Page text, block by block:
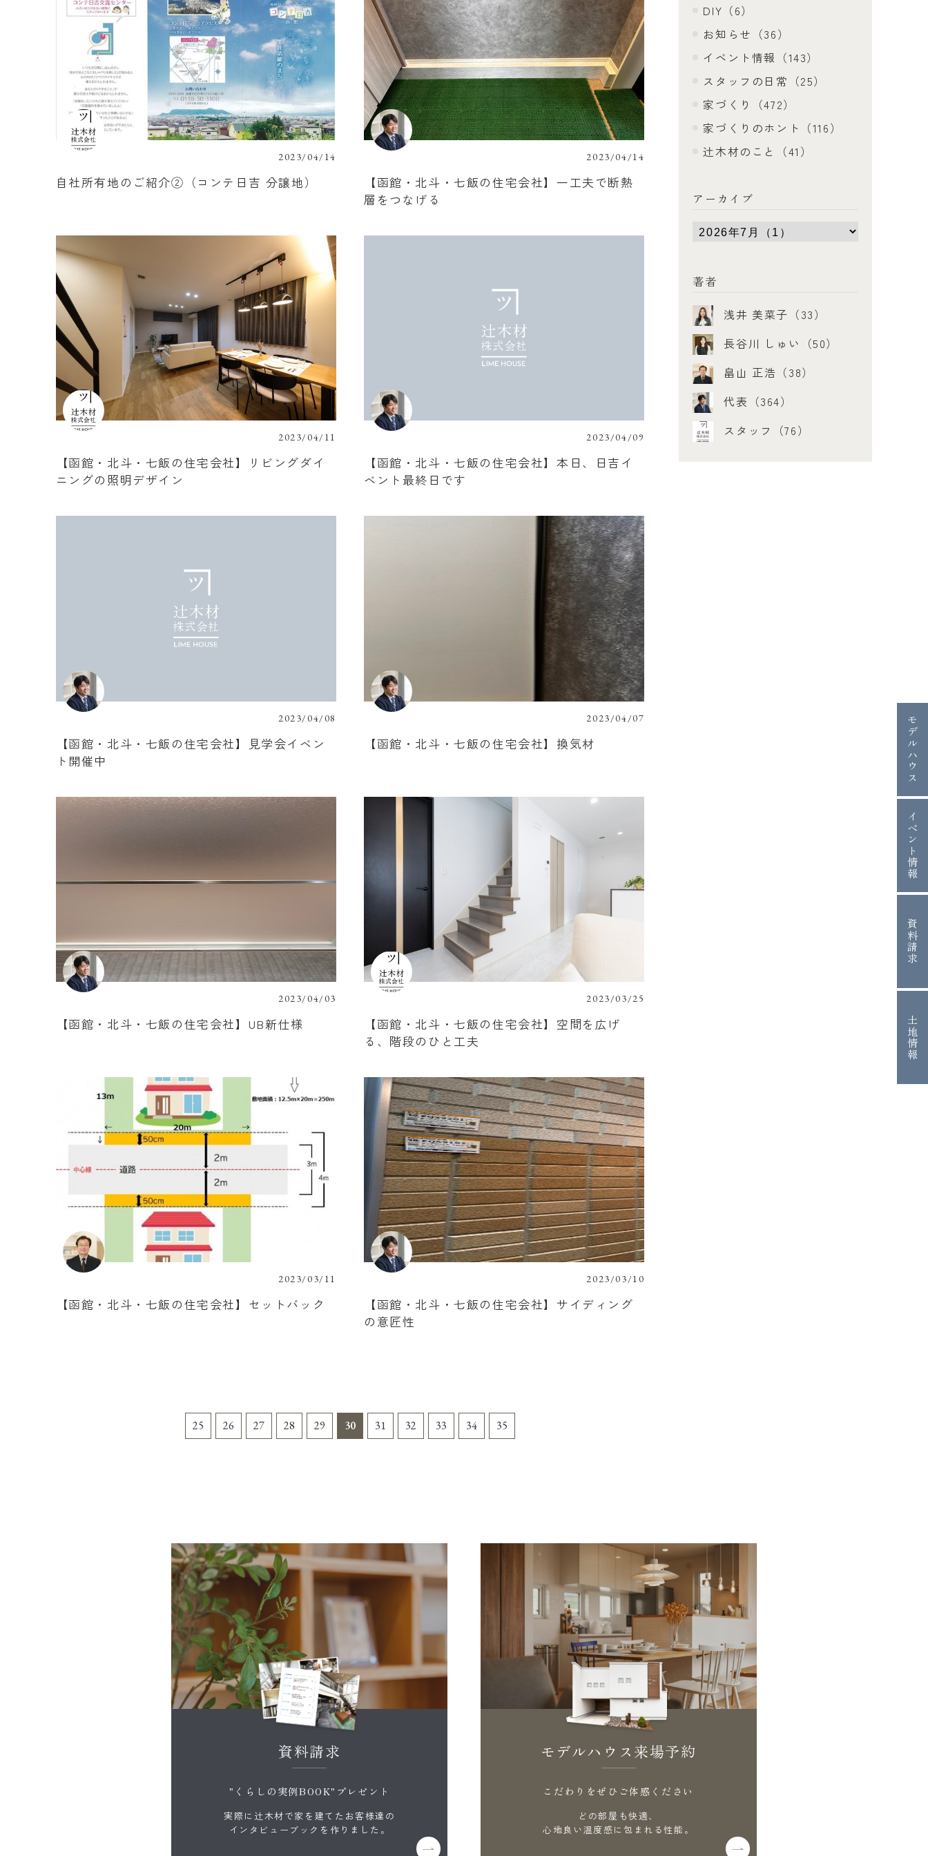
モデルハウス
イベント情報
資料請求
土地情報
2023/04/14
自社所有地のご紹介②（コンテ日吉 分譲地）
2023/04/14
【函館・北斗・七飯の住宅会社】一工夫で断熱
層をつなげる
2023/04/11
【函館・北斗・七飯の住宅会社】リビングダイ
ニングの照明デザイン
2023/04/09
【函館・北斗・七飯の住宅会社】本日、日吉イ
ベント最終日です
2023/04/08
【函館・北斗・七飯の住宅会社】見学会イベン
ト開催中
2023/04/07
【函館・北斗・七飯の住宅会社】換気材
2023/04/03
【函館・北斗・七飯の住宅会社】UB新仕様
2023/03/25
【函館・北斗・七飯の住宅会社】空間を広げ
る、階段のひと工夫
2023/03/11
【函館・北斗・七飯の住宅会社】セットバック
2023/03/10
【函館・北斗・七飯の住宅会社】サイディング
の意匠性
25 26 27 28 29 30 31 32 33 34 35
DIY（6）
お知らせ（36）
イベント情報（143）
スタッフの日常（25）
家づくり（472）
家づくりのホント（116）
辻木材のこと（41）
アーカイブ
著者
浅井 美菜子（33）
長谷川 しゅい（50）
畠山 正浩（38）
代表（364）
スタッフ（76）
資料請求
"くらしの実例BOOK"プレゼント
実際に辻木材で家を建てたお客様達の
インタビューブックを作りました。
モデルハウス来場予約
こだわりをぜひご体感ください
どの部屋も快適、
心地良い温度感に包まれる性能。